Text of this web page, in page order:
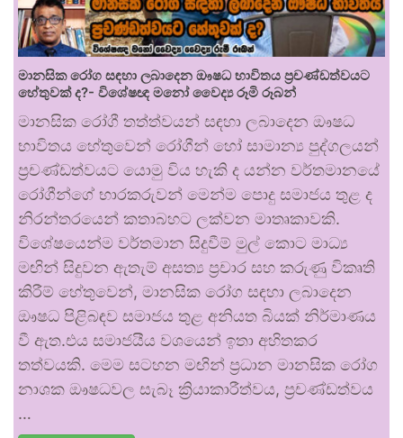
මානසික රෝග සඳහා ලබාදෙන ඖෂධ භාවිතය ප්‍රචණ්ඩත්වයට
හේතුවක් ද?- විශේෂඥ මනෝ වෛද්‍ය රූමි රූබන්
මානසික රෝගී තත්ත්වයන් සඳහා ලබාදෙන ඖෂධ
භාවිතය හේතුවෙන් රෝගීන් හෝ සාමාන්‍ය පුද්ගලයන්
ප්‍රචණ්ඩත්වයට යොමු විය හැකි ද යන්න වර්තමානයේ
රෝගීන්ගේ භාරකරුවන් මෙන්ම පොදු සමාජය තුළ ද
නිරන්තරයෙන් කතාබහට ලක්වන මාතෘකාවකි.
විශේෂයෙන්ම වර්තමාන සිදුවීම් මුල් කොට මාධ්‍ය
මඟින් සිදුවන ඇතැම් අසත්‍ය ප්‍රචාර සහ කරුණු විකෘති
කිරීම් හේතුවෙන්, මානසික රෝග සඳහා ලබාදෙන
ඖෂධ පිළිබඳව සමාජය තුළ අනියත බියක් නිර්මාණය
වී ඇත.එය සමාජයීය වශයෙන් ඉතා අහිතකර
තත්වයකි. මෙම සටහන මඟින් ප්‍රධාන මානසික රෝග
නාශක ඖෂධවල සැබෑ ක්‍රියාකාරීත්වය, ප්‍රචණ්ඩත්වය
…